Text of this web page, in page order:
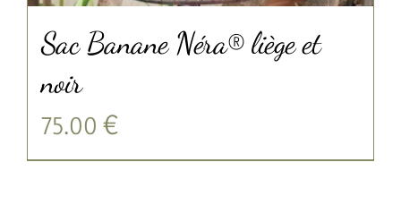
Sac Banane Néra® liège et
noir
75.00 €